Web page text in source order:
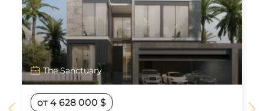
The Sanctuary
от 4 628 000 $